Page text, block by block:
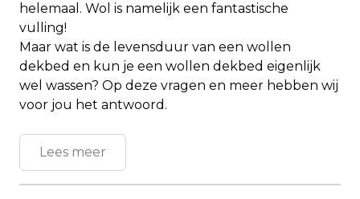
helemaal. Wol is namelijk een fantastische
vulling!
Maar wat is de levensduur van een wollen
dekbed en kun je een wollen dekbed eigenlijk
wel wassen? Op deze vragen en meer hebben wij
voor jou het antwoord.
Lees meer